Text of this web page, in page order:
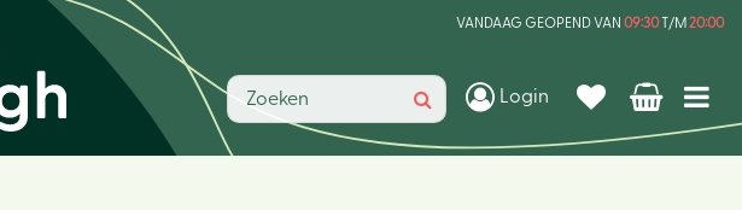
VANDAAG GEOPEND VAN 09:30T/M 20:00
Login